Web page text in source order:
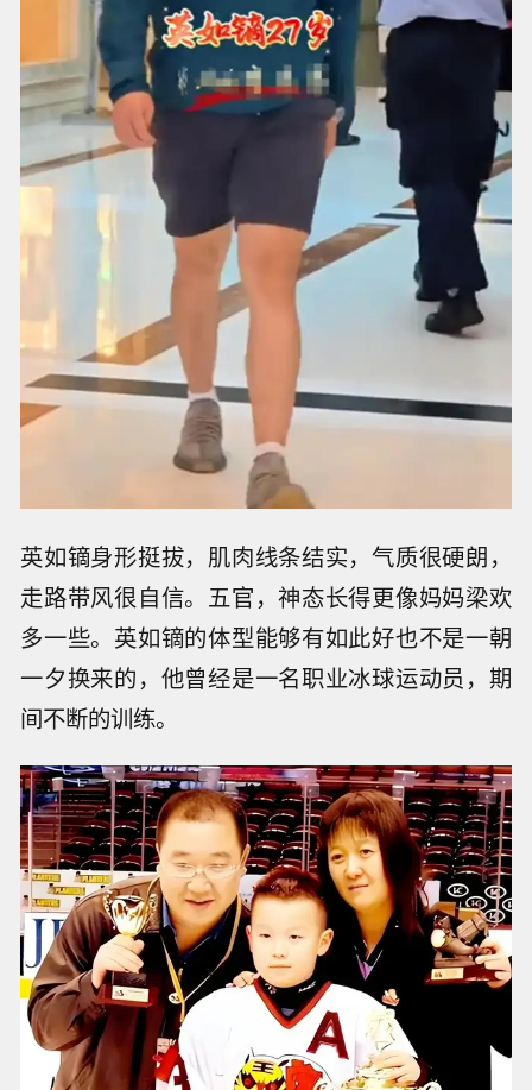
英如镝身形挺拔，肌肉线条结实，气质很硬朗，
走路带风很自信。五官，神态长得更像妈妈梁欢
多一些。英如镝的体型能够有如此好也不是一朝
一夕换来的，他曾经是一名职业冰球运动员，期
间不断的训练。